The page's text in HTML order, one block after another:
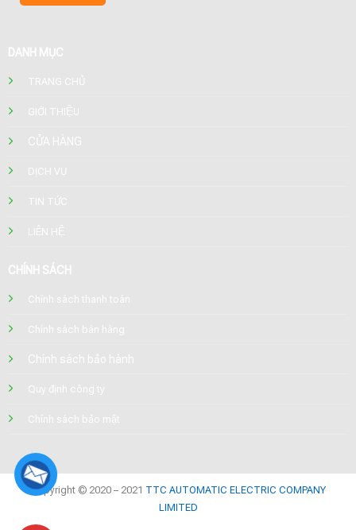
DANH MỤC
TRANG CHỦ
GIỚI THIỆU
CỬA HÀNG
DỊCH VỤ
TIN TỨC
LIÊN HỆ
CHÍNH SÁCH
Chính sách thanh toán
Chính sách bán hàng
Chính sách bảo hành
Quy định công ty
Chính sách bảo mật
Copyright © 2020 – 2021 TTC AUTOMATIC ELECTRIC COMPANY
LIMITED